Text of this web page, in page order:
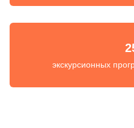
экскурсионных